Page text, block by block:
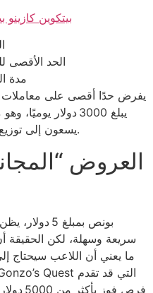
بيتكوين
الحد الأقصى
مدة
يسعون إلى توزيع ربحهم على أكثر من حساب واحد.
العروض
فرص